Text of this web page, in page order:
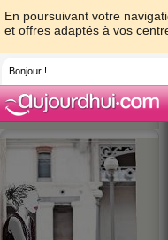
En poursuivant votre
et offres adaptés à vos
Bonjour !